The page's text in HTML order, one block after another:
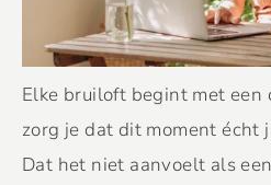
Elke bruiloft begint met een
zorg je dat dit moment écht
Dat het niet aanvoelt als